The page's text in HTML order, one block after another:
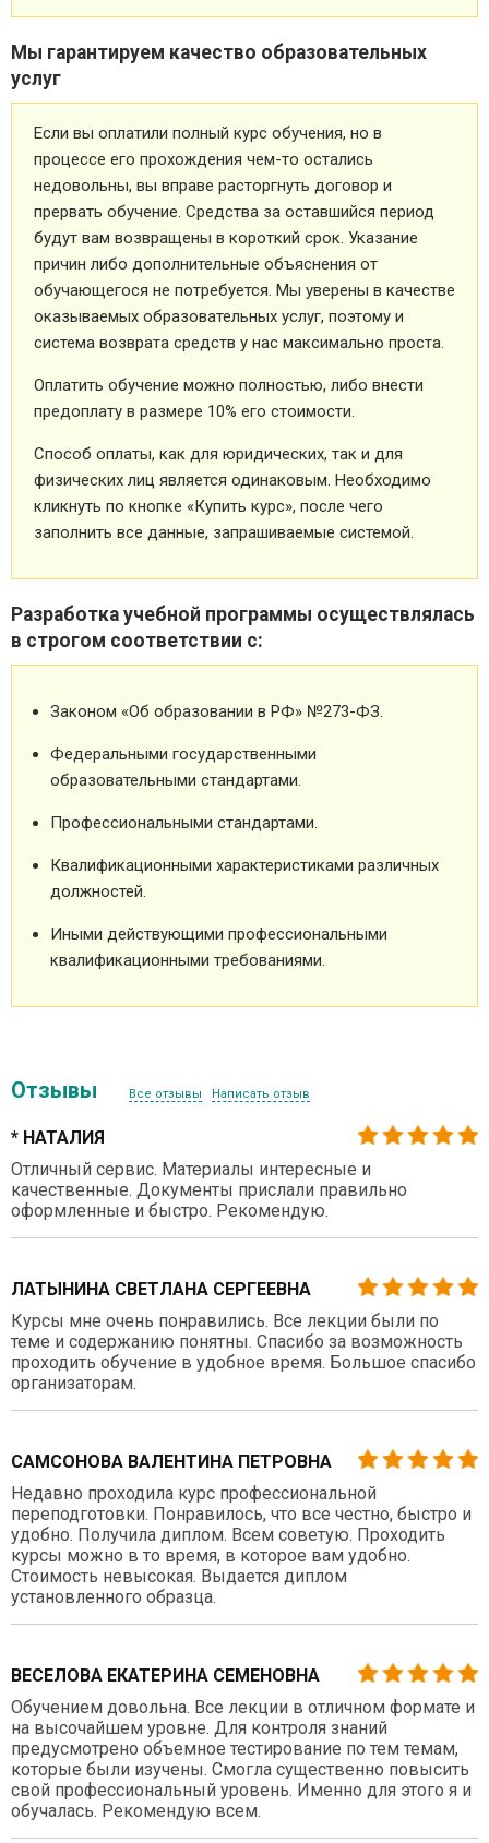
Мы гарантируем качество образовательных
услуг
Если вы оплатили полный курс обучения, но в
процессе его прохождения чем-то остались
недовольны, вы вправе расторгнуть договор и
прервать обучение. Средства за оставшийся период
будут вам возвращены в короткий срок. Указание
причин либо дополнительные объяснения от
обучающегося не потребуется. Мы уверены в качестве
оказываемых образовательных услуг, поэтому и
система возврата средств у нас максимально проста.
Оплатить обучение можно полностью, либо внести
предоплату в размере 10% его стоимости.
Способ оплаты, как для юридических, так и для
физических лиц является одинаковым. Необходимо
кликнуть по кнопке «Купить курс», после чего
заполнить все данные, запрашиваемые системой.
Разработка учебной программы осуществлялась
в строгом соответствии с:
Законом «Об образовании в РФ» №273-ФЗ.
Федеральными государственными
образовательными стандартами.
Профессиональными стандартами.
Квалификационными характеристиками различных
должностей.
Иными действующими профессиональными
квалификационными требованиями.
Отзывы Все отзывы Написать отзыв
* НАТАЛИЯ
Отличный сервис. Материалы интересные и
качественные. Документы прислали правильно
оформленные и быстро. Рекомендую.
ЛАТЫНИНА СВЕТЛАНА СЕРГЕЕВНА
Курсы мне очень понравились. Все лекции были по
теме и содержанию понятны. Спасибо за возможность
проходить обучение в удобное время. Большое спасибо
организаторам.
САМСОНОВА ВАЛЕНТИНА ПЕТРОВНА
Недавно проходила курс профессиональной
переподготовки. Понравилось, что все честно, быстро и
удобно. Получила диплом. Всем советую. Проходить
курсы можно в то время, в которое вам удобно.
Стоимость невысокая. Выдается диплом
установленного образца.
ВЕСЕЛОВА ЕКАТЕРИНА СЕМЕНОВНА
Обучением довольна. Все лекции в отличном формате и
на высочайшем уровне. Для контроля знаний
предусмотрено объемное тестирование по тем темам,
которые были изучены. Смогла существенно повысить
свой профессиональный уровень. Именно для этого я и
обучалась. Рекомендую всем.